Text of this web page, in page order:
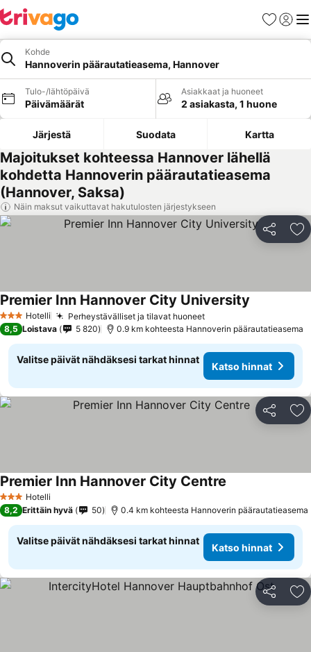
Suosikit
Kohde
Hannoverin päärautatieasema, Hannover
Tulo-/lähtöpäivä
Päivämäärät
Asiakkaat ja huoneet
2 asiakasta, 1 huone
Järjestä Suodata Kartta
Majoitukset kohteessa Hannover lähellä
kohdetta Hannoverin päärautatieasema
(Hannover, Saksa)
Näin maksut vaikuttavat hakutulosten järjestykseen
Jaa
3 Tähtiluokitus
Hotelli Perheystävälliset ja tilavat huoneet
Premier Inn Hannover City University
8,5 Loistava 5 820 0.9 km kohteesta Hannoverin päärautatieasema
Valitse päivät nähdäksesi tarkat hinnat
Katso hinnat
Jaa
3 Tähtiluokitus
Hotelli
Premier Inn Hannover City Centre
8,2 Erittäin hyvä 50 0.4 km kohteesta Hannoverin päärautatieasema
Valitse päivät nähdäksesi tarkat hinnat
Katso hinnat
Jaa